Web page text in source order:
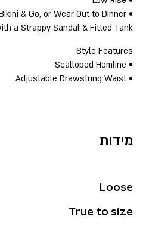
& Go, or Wear Out to Dinner
a Strappy Sandal & Fitted Tank
Style Features
• Scalloped Hemline
• Adjustable Drawstring Waist
מידות
Loose
True to size